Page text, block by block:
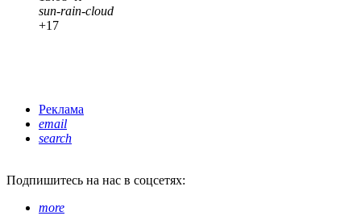
sun-rain-cloud
+17
Реклама
email
search
Подпишитесь на нас в соцсетях:
more